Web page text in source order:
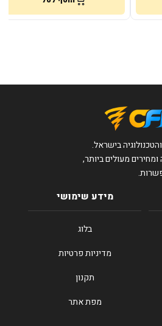
בישראל.
מעולים ביותר,
מידע שימושי
בלוג
מדיניות פרטיות
תקנון
מפת אתר